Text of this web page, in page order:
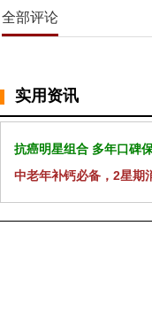
全部评论
实用资讯
抗癌明星组合 多年口碑
中老年补钙必备，2星期